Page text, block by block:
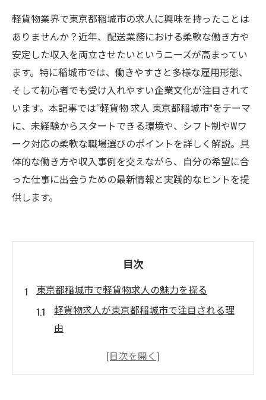
軽貨物業界で東京都稲城市の求人に興味を持ったことは
ありませんか？近年、配送業務における柔軟な働き方や
安定した収入を両立させたいというニーズが高まってい
ます。特に稲城市では、働きやすさと多様な雇用形態、
そして初心者でも受け入れやすい企業文化が注目されて
います。本記事では“軽貨物 求人 東京都稲城市”をテーマ
に、未経験からスタートできる環境や、シフト制やWワ
ーク対応の柔軟な職場選びのポイントを詳しく解説。具
体的な働き方や収入事例を交えながら、自分の希望に合
った仕事に出会うための最新情報と実践的なヒントを提
供します。
目次
東京都稲城市で軽貨物求人の魅力を探る
軽貨物求人が東京都稲城市で注目される理
由
女性にも選ばれる軽貨物の働きやすさとは